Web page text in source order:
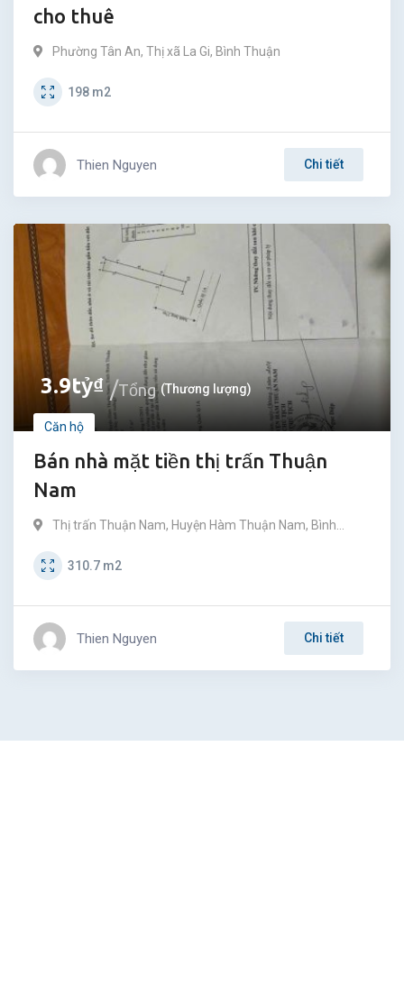
cho thuê
Phường Tân An, Thị xã La Gi, Bình Thuận
198 m2
Thien Nguyen Chi tiết
3.9tỷ₫ Tổng (Thương lượng)
Căn hộ
Bán nhà mặt tiền thị trấn Thuận
Nam
Thị trấn Thuận Nam, Huyện Hàm Thuận Nam, Bình
Thuận
310.7 m2
Thien Nguyen Chi tiết